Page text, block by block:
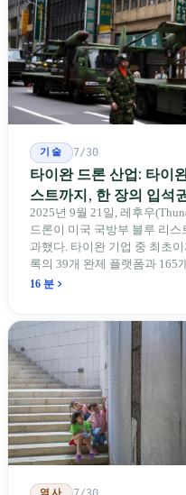
기술 7/30
타이완 드론 산업: 타이
스트까지, 한 장의 입
에게
2025년 9월 21일, 레후우
드론이 미국 국방부 블루 리스
과했다. 타이완 기업 중 최초
록의 39개 완제 플랫폼과 165
과하다. 2026년 4월, 미국 양
를 드러낸다: 타이완의 진입
장벽을 낮춰야 한다는 점이다.
비행기를 만들어 온 한 회사가
계획을 세우고 있다.
16 분
역사